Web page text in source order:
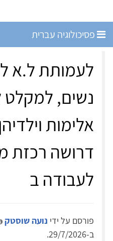
פסיכולוגיה עברית
לעמותת ל.א
נשים, למקלט
אלימות
דרושה רכזת
לעבודה ב
פורסם על ידי נועה שוסטק
ב-29/7/2026.